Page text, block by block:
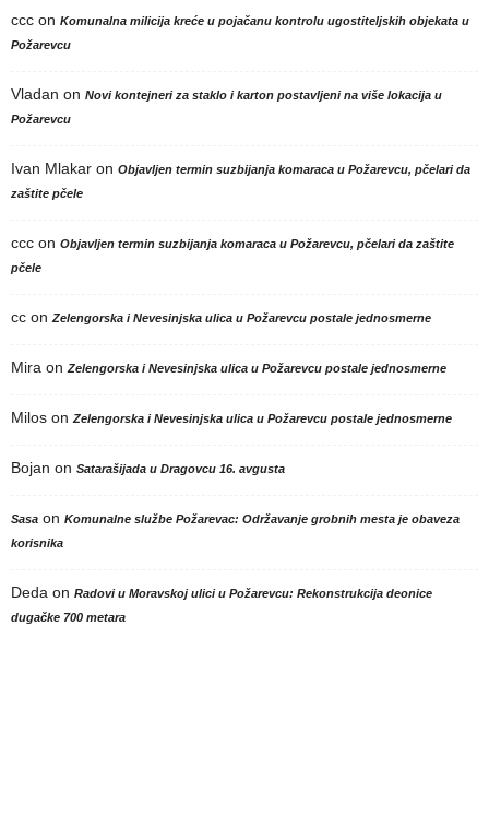
ccc on Komunalna milicija kreće u pojačanu kontrolu ugostiteljskih objekata u
Požarevcu
Vladan on Novi kontejneri za staklo i karton postavljeni na više lokacija u
Požarevcu
Ivan Mlakar on Objavljen termin suzbijanja komaraca u Požarevcu, pčelari da
zaštite pčele
ccc on Objavljen termin suzbijanja komaraca u Požarevcu, pčelari da zaštite
pčele
cc on Zelengorska i Nevesinjska ulica u Požarevcu postale jednosmerne
Mira on Zelengorska i Nevesinjska ulica u Požarevcu postale jednosmerne
Milos on Zelengorska i Nevesinjska ulica u Požarevcu postale jednosmerne
Bojan on Satarašijada u Dragovcu 16. avgusta
Sasa on Komunalne službe Požarevac: Održavanje grobnih mesta je obaveza
korisnika
Deda on Radovi u Moravskoj ulici u Požarevcu: Rekonstrukcija deonice
dugačke 700 metara